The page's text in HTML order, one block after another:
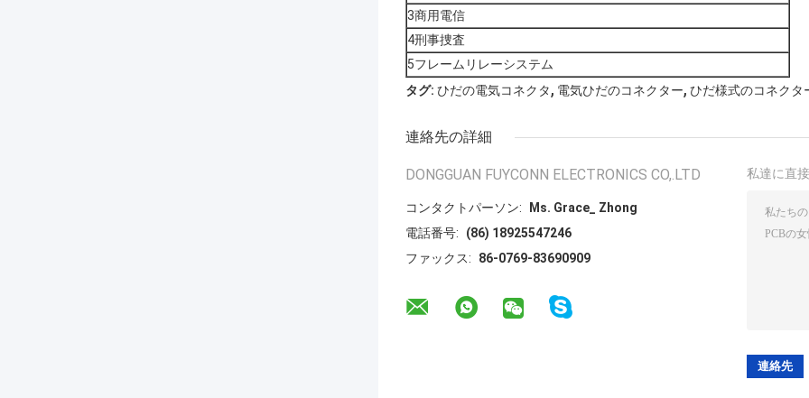
3商用電信
4刑事捜査
5フレームリレーシステム
タグ: ひだの電気コネクタ, 電気ひだのコネクター, ひだ様式のコネクタ
連絡先の詳細
DONGGUAN FUYCONN ELECTRONICS CO,.LTD
コンタクトパーソン:
Ms. Grace_ Zhong
電話番号:
(86) 18925547246
ファックス:
86-0769-83690909
私達に直